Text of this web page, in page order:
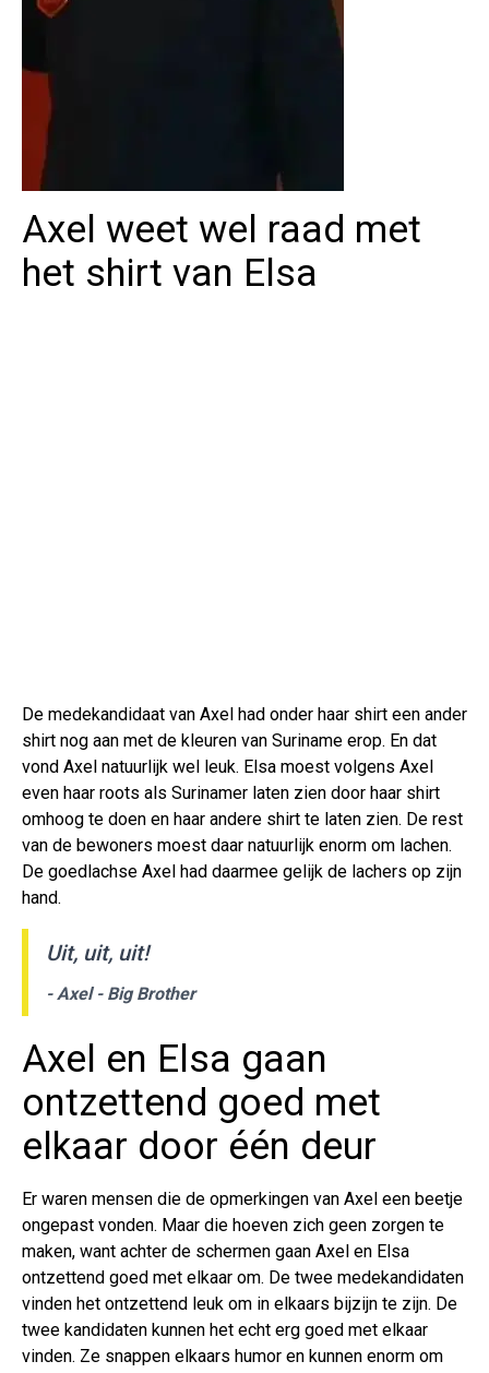
Axel weet wel raad met
het shirt van Elsa
De medekandidaat van Axel had onder haar shirt een ander
shirt nog aan met de kleuren van Suriname erop. En dat
vond Axel natuurlijk wel leuk. Elsa moest volgens Axel
even haar roots als Surinamer laten zien door haar shirt
omhoog te doen en haar andere shirt te laten zien. De rest
van de bewoners moest daar natuurlijk enorm om lachen.
De goedlachse Axel had daarmee gelijk de lachers op zijn
hand.
Uit, uit, uit!
- Axel - Big Brother
Axel en Elsa gaan
ontzettend goed met
elkaar door één deur
Er waren mensen die de opmerkingen van Axel een beetje
ongepast vonden. Maar die hoeven zich geen zorgen te
maken, want achter de schermen gaan Axel en Elsa
ontzettend goed met elkaar om. De twee medekandidaten
vinden het ontzettend leuk om in elkaars bijzijn te zijn. De
twee kandidaten kunnen het echt erg goed met elkaar
vinden. Ze snappen elkaars humor en kunnen enorm om